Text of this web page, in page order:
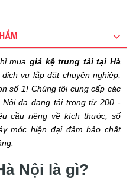
mua giá kệ trung tải tại Hà
vụ lắp đặt chuyên nghiệp,
số 1! Chúng tôi cung cấp các
đa dạng tải trọng từ 200 -
cầu riêng về kích thước, số
móc hiện đại đảm bảo chất
Nội là gì?